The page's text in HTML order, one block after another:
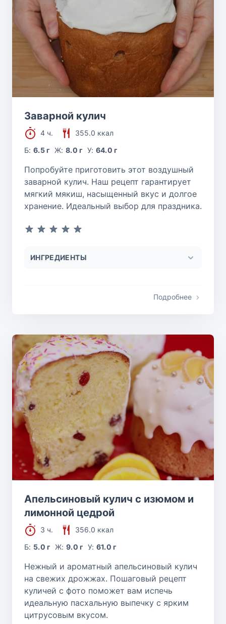
Заварной кулич
4 ч.
355.0 ккал
Б:6.5 г Ж: 8.0 г У: 64.0 г
Попробуйте приготовить этот воздушный
заварной кулич. Наш рецепт гарантирует
мягкий мякиш, насыщенный вкус и долгое
хранение. Идеальный выбор для праздника.
ИНГРЕДИЕНТЫ
Подробнее
Апельсиновый кулич с изюмом и
лимонной цедрой
3 ч.
356.0 ккал
Б: 5.0 г Ж: 9.0 г У: 61.0 г
Нежный и ароматный апельсиновый кулич
на свежих дрожжах. Пошаговый рецепт
куличей с фото поможет вам испечь
идеальную пасхальную выпечку с ярким
цитрусовым вкусом.